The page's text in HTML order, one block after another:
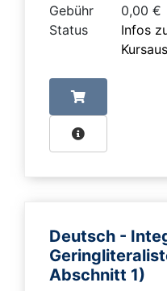
Gebühr
0,00 €
Status
Infos
Deutsch -
Abschnitt 1)